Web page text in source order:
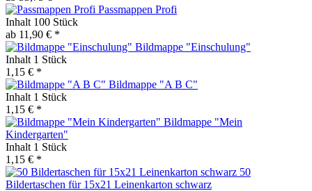
Passmappen Profi
Inhalt 100 Stück
ab 11,90 € *
Bildmappe "Einschulung"
Inhalt 1 Stück
1,15 € *
Bildmappe "A B C"
Inhalt 1 Stück
1,15 € *
Bildmappe "Mein
Kindergarten"
Inhalt 1 Stück
1,15 € *
50
Bildertaschen für 15x21 Leinenkarton schwarz